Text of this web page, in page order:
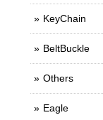
KeyChain
BeltBuckle
Others
Eagle